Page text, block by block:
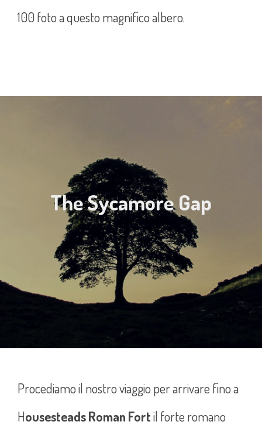
100 foto a questo magnifico albero.
The Sycamore Gap
Procediamo il nostro viaggio per arrivare fino a
Housesteads Roman Fortil forte romano